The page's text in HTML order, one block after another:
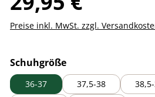
Preise inkl. MwSt. zzgl.
Schuhgrößeauswählen
36-37 37,5-38